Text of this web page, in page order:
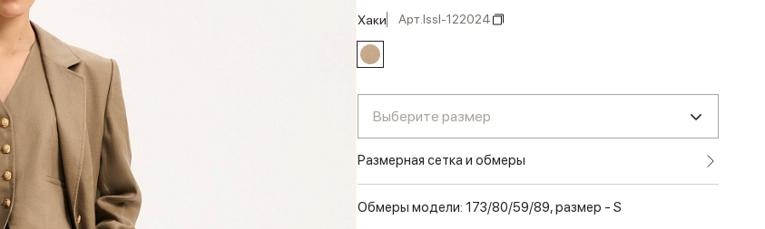
хаки Арт.lssl-122024
Выберите размер
Размерная сетка и обмеры
Обмеры модели: 173/80/59/89, размер - S